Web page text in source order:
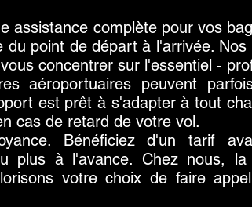
assistance complète pour vos
point de départ à l'arrivée.
concentrer sur l'essentiel -
aéroportuaires peuvent
est prêt à s'adapter à tout
cas de retard de votre vol.
Bénéficiez d'un tarif
plus à l'avance. Chez nous, la
votre choix de faire